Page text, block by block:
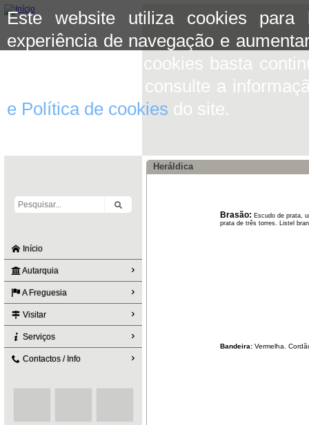
Este website utiliza cookies para
experiência de navegação e
aceitar o uso de cookies basta
mais informação consulte a
e Política de cookies do site.
Início
Autarquia
A Freguesia
Visitar
Serviços
Contactos / Info
Heráldica
Brasão: Escudo de prata,
prata de três torres. Listel
Bandeira: Vermelha.